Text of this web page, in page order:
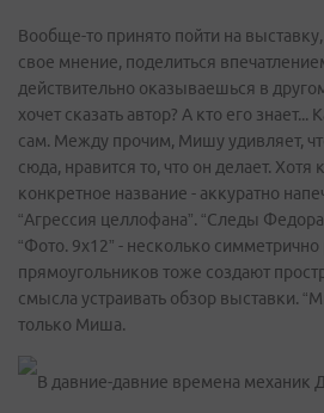
Вообще-то принято пойти на
свое мнение, поделиться
действительно оказываешься в
хочет сказать автор? А кто его
сам. Между прочим, Мишу удивляет,
сюда, нравится то, что он делает. Хотя
конкретное название - аккуратно
“Агрессия целлофана”. “Следы
“Фото. 9х12” - несколько
прямоугольников тоже создают
смысла устраивать обзор выставки.
только Миша.
В давние-давние времена механик